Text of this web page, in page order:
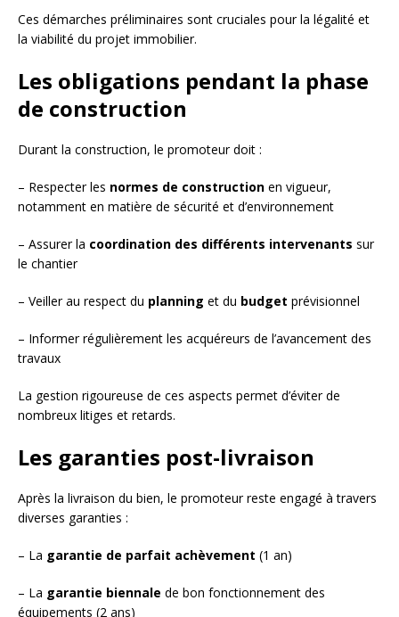
Ces démarches préliminaires sont cruciales pour la légalité et
la viabilité du projet immobilier.
Les obligations pendant la phase
de construction
Durant la construction, le promoteur doit :
– Respecter les normes de construction en vigueur,
notamment en matière de sécurité et d’environnement
– Assurer la coordination des différents intervenants sur
le chantier
– Veiller au respect du planning et du budget prévisionnel
– Informer régulièrement les acquéreurs de l’avancement des
travaux
La gestion rigoureuse de ces aspects permet d’éviter de
nombreux litiges et retards.
Les garanties post-livraison
Après la livraison du bien, le promoteur reste engagé à travers
diverses garanties :
– La garantie de parfait achèvement (1 an)
– La garantie biennale de bon fonctionnement des
équipements (2 ans)